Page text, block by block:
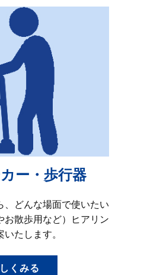
ー・歩行器
、どんな場面で使いたい
お散歩用など）ヒアリン
たします。
くみる